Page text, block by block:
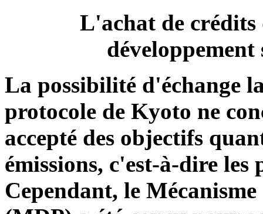
L'achat de crédits
La possibilité d'échange
protocole de Kyoto ne
accepté des objectifs
émissions, c'est-à-dire
Cependant, le